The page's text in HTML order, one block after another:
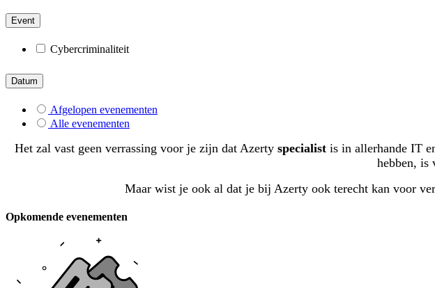
Event
Cybercriminaliteit
Datum
Afgelopen evenementen
Alle evenementen
Het zal vast geen verrassing voor je zijn dat Azerty specialist is in allerhande IT
hebben, is
Maar wist je ook al dat je bij Azerty ook terecht kan voor
Opkomende evenementen